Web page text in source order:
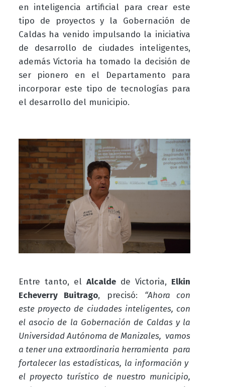
en inteligencia artificial para crear este
tipo de proyectos y la Gobernación de
Caldas ha venido impulsando la iniciativa
de desarrollo de ciudades inteligentes,
además Victoria ha tomado la decisión de
ser pionero en el Departamento para
incorporar este tipo de tecnologías para
el desarrollo del municipio.
Entre tanto, el Alcalde de Victoria, Elkin
Echeverry Buitrago, precisó: “Ahora con
este proyecto de ciudades inteligentes, con
el asocio de la Gobernación de Caldas y la
Universidad Autónoma de Manizales, vamos
a tener una extraordinaria herramienta para
fortalecer las estadísticas, la información y
el proyecto turístico de nuestro municipio,